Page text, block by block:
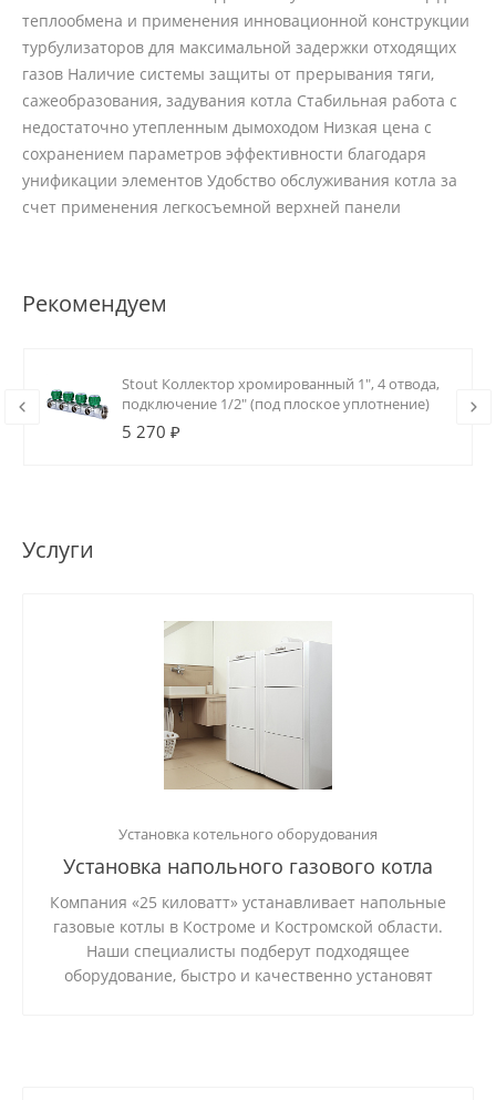
теплообмена и применения инновационной конструкции
турбулизаторов для максимальной задержки отходящих
газов Наличие системы защиты от прерывания тяги,
сажеобразования, задувания котла Стабильная работа с
недостаточно утепленным дымоходом Низкая цена с
сохранением параметров эффективности благодаря
унификации элементов Удобство обслуживания котла за
счет применения легкосъемной верхней панели
Рекомендуем
Stout Коллектор хромированный 1", 4 отвода,
подключение 1/2" (под плоское уплотнение)
5 270 ₽
Услуги
Установка котельного оборудования
Установка напольного газового котла
Компания «25 киловатт» устанавливает напольные
газовые котлы в Костроме и Костромской области.
Наши специалисты подберут подходящее
оборудование, быстро и качественно установят